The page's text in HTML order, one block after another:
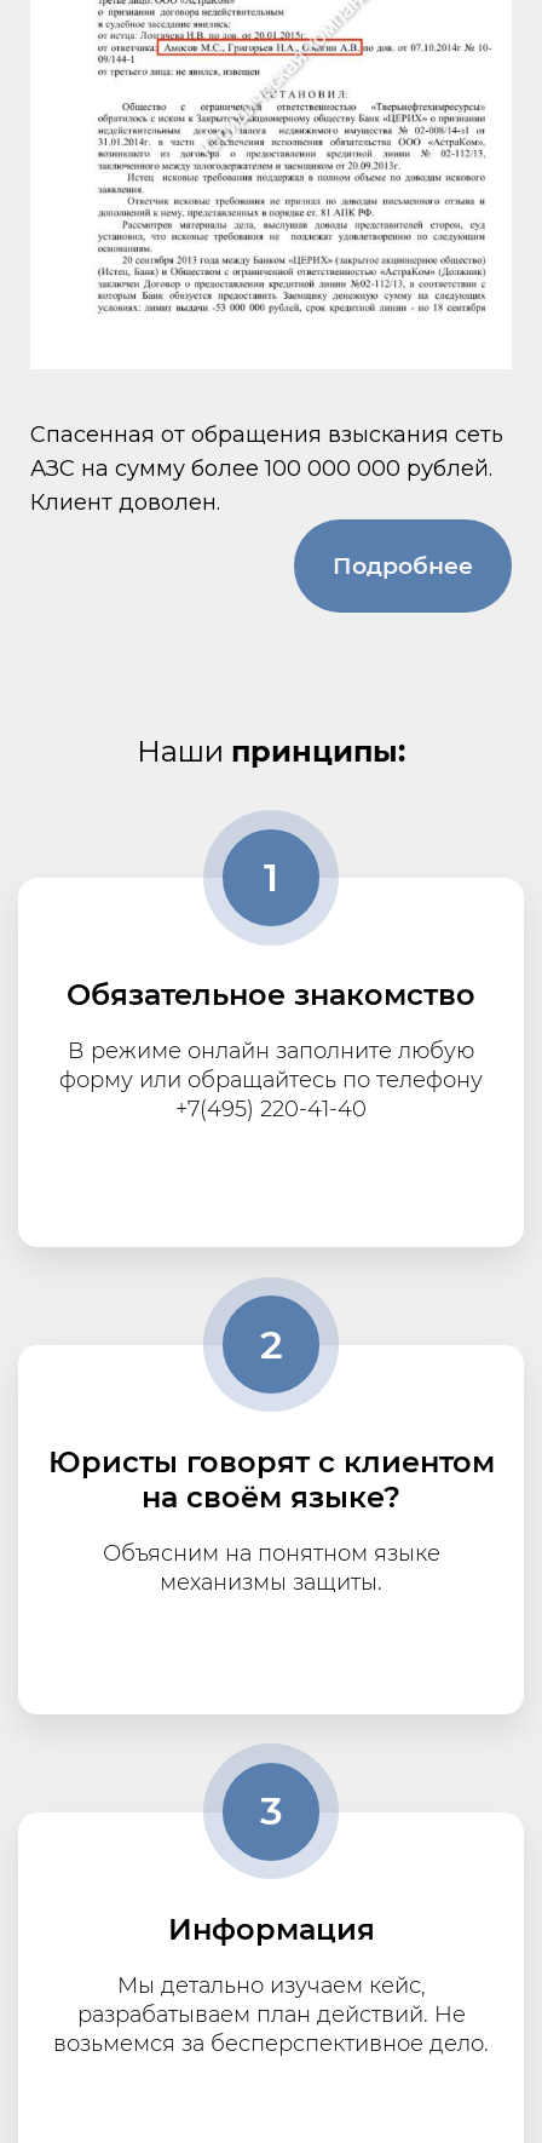
Спасенная от обращения взыскания сеть
АЗС на сумму более 100 000 000 рублей.
Клиент доволен.
Подробнее
Наши принципы:
1
Обязательное знакомство
В режиме онлайн заполните любую
форму или обращайтесь по телефону
+7(495) 220-41-40
2
Юристы говорят с клиентом
на своём языке?
Объясним на понятном языке
механизмы защиты.
3
Информация
Мы детально изучаем кейс,
разрабатываем план действий. Не
возьмемся за бесперспективное дело.